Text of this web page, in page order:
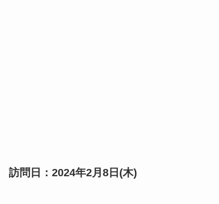
訪問日：2024年2月8日(木)